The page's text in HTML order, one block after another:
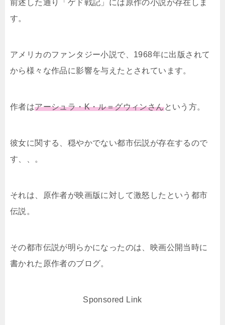
前述した通り「ゲド戦記」には原作の小説が存在しま
す。
アメリカのファンタジー小説で、1968年に出版されて
から様々な作品に影響を与えたとされています。
作者はアーシュラ・K・ル＝グウィンさんという方。
彼女に関する、穏やかでない都市伝説が存在するので
す、、。
それは、原作者が映画版に対して激怒したという都市
伝説。
その都市伝説が明らかになったのは、映画公開当時に
書かれた原作者のブログ。
Sponsored Link